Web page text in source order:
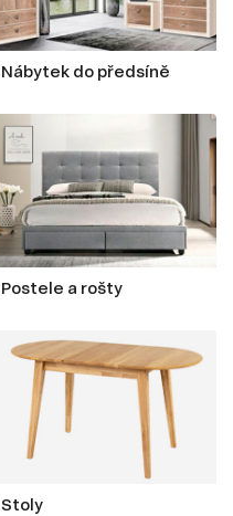
Nábytek do předsíně
Postele a rošty
Stoly